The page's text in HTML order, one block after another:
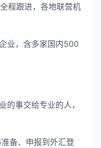
程跟进，各地联营机
业，含多家国内500
的事交给专业的人，
备、申报到外汇登